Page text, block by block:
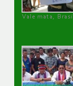
Vale mata, Brasil